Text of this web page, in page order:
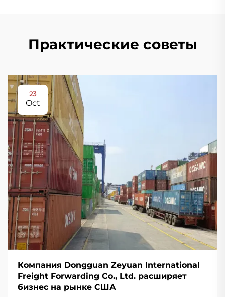
Практические советы
23
Oct
Компания Dongguan Zeyuan International
Freight Forwarding Co., Ltd. расширяет
бизнес на рынке США